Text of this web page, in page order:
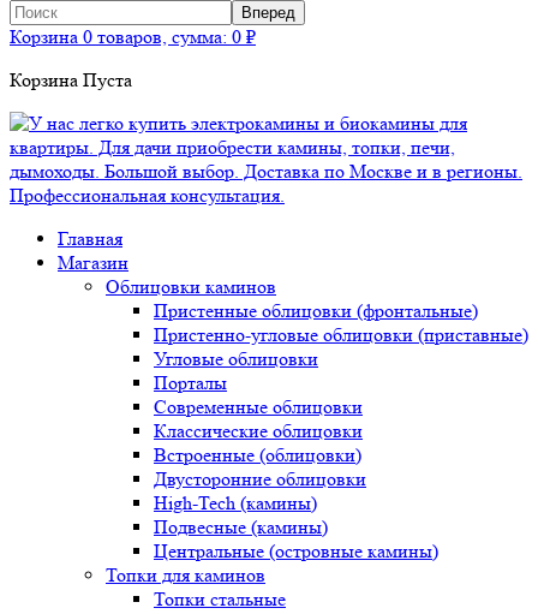
Корзина 0 товаров, сумма: 0 ₽
Корзина Пуста
Главная
Магазин
Облицовки каминов
Пристенные облицовки (фронтальные)
Пристенно-угловые облицовки (приставные)
Угловые облицовки
Порталы
Современные облицовки
Классические облицовки
Встроенные (облицовки)
Двусторонние облицовки
High-Tech (камины)
Подвесные (камины)
Центральные (островные камины)
Топки для каминов
Топки стальные